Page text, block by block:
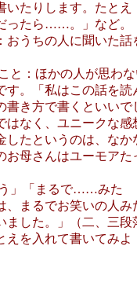
いたりします。たとえ
ったら……。」など。
うちの人に聞いた話
と：ほかの人が思わ
す。「私はこの話を読
き方で書くといいで
はなく、ユニークな感
したというのは、なか
お母さんはユーモアた
」「まるで……みた
、まるでお笑いの人み
ました。」（二、三段
えを入れて書いてみよ